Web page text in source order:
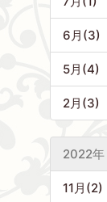
6月(3)
5月(4)
2月(3)
2022年
11月(2)